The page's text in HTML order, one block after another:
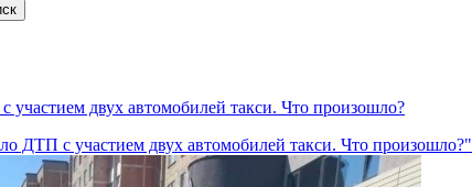
двух автомобилей такси. Что произошло?
ДТП с участием двух автомобилей такси. Что произошло?"